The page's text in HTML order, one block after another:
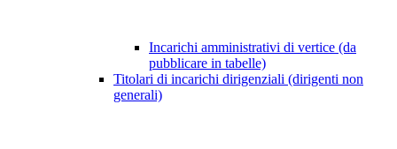
Incarichi amministrativi di vertice (da
pubblicare in tabelle)
Titolari di incarichi dirigenziali (dirigenti non
generali)